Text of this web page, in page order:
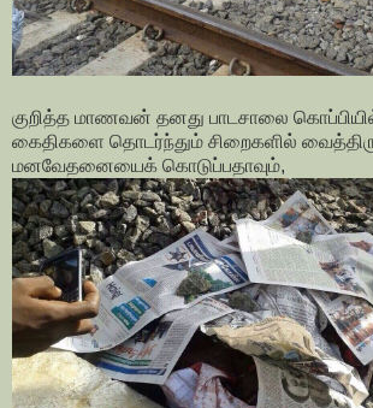
குறித்த மாணவன் தனது பாடசாலை
கைதிகளை தொடர்ந்தும் சிறைகளில்
மனவேதனையைக் கொடுப்பதாவும்,